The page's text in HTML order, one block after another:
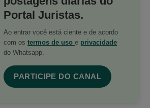
Portal Juristas.
Ao entrar você está ciente e de acordo
com os termos de uso e privacidade
do Whatsapp.
PARTICIPE DO CANAL